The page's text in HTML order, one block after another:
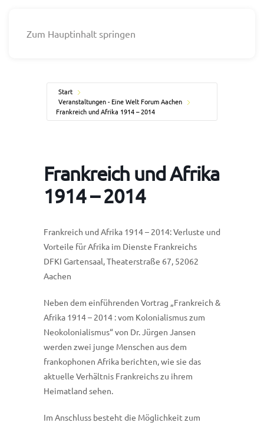
Zum Hauptinhalt springen
Start
Veranstaltungen - Eine Welt Forum Aachen
Frankreich und Afrika 1914 – 2014
Frankreich und Afrika
1914 – 2014
Frankreich und Afrika 1914 – 2014: Verluste und
Vorteile für Afrika im Dienste Frankreichs
DFKI Gartensaal, Theaterstraße 67, 52062
Aachen
Neben dem einführenden Vortrag „Frankreich &
Afrika 1914 – 2014 : vom Kolonialismus zum
Neokolonialismus“ von Dr. Jürgen Jansen
werden zwei junge Menschen aus dem
frankophonen Afrika berichten, wie sie das
aktuelle Verhältnis Frankreichs zu ihrem
Heimatland sehen.
Im Anschluss besteht die Möglichkeit zum